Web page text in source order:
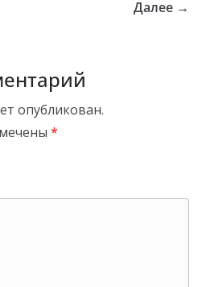
Далее →
опубликован.
*